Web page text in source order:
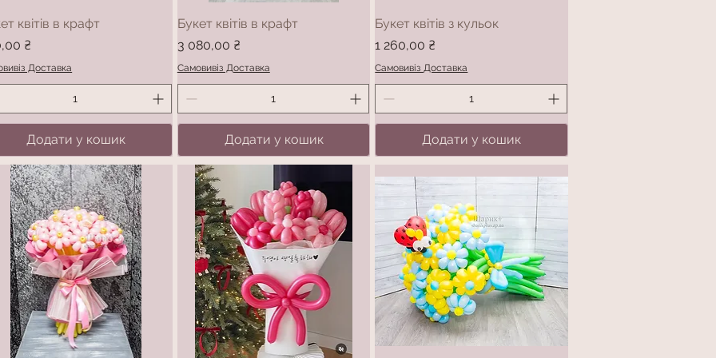
квітів в крафт
₴
Доставка
Додати у кошик
Букет квітів в крафт
Ціна
3 080,00 ₴
Самовивіз Доставка
Додати у кошик
Букет квітів з кульок
Ціна
1 260,00 ₴
Самовивіз Доставка
Додати у кошик